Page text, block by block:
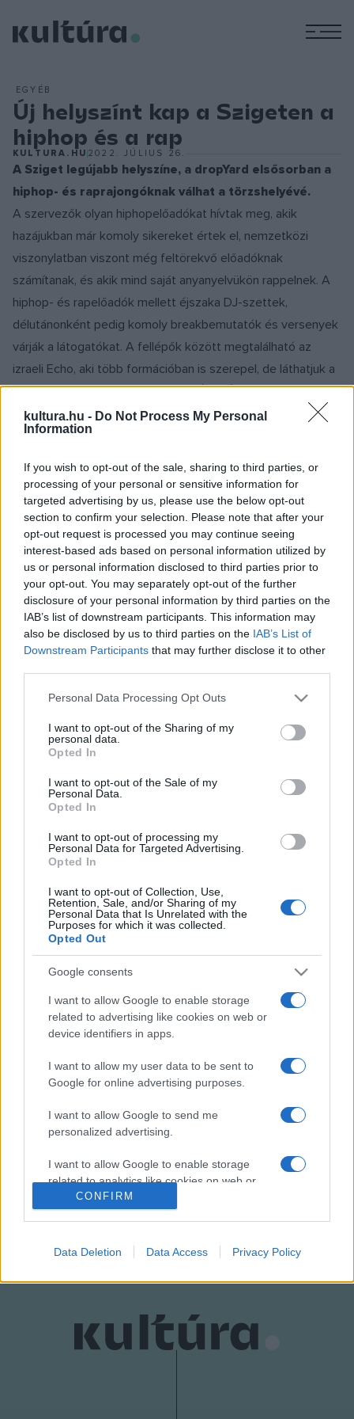
kultura.hu - Do Not Process My Personal
Information
If you wish to opt-out of the sale, sharing to third parties, or
processing of your personal or sensitive information for
targeted advertising by us, please use the below opt-out
section to confirm your selection. Please note that after your
opt-out request is processed you may continue seeing
interest-based ads based on personal information utilized by
us or personal information disclosed to third parties prior to
your opt-out. You may separately opt-out of the further
disclosure of your personal information by third parties on the
IAB’s list of downstream participants. This information may
also be disclosed by us to third parties on the IAB’s List of
Downstream Participants that may further disclose it to other
Please note that this website/app uses one or more Google
not limited to your visit or usage behaviour. You may click to
grant or deny consent to Google and its third-party tags to
use your data for below specified purposes in below Google
consent section.
Personal Data Processing Opt Outs
I want to opt-out of the Sharing of my
personal data.
Opted In
I want to opt-out of the Sale of my
Personal Data.
Opted In
I want to opt-out of processing my
Personal Data for Targeted Advertising.
Opted In
I want to opt-out of Collection, Use,
Retention, Sale, and/or Sharing of my
Personal Data that Is Unrelated with the
Purposes for which it was collected.
Opted Out
Google consents
I want to allow Google to enable storage
related to advertising like cookies on web or
device identifiers in apps.
I want to allow my user data to be sent to
Google for online advertising purposes.
I want to allow Google to send me
personalized advertising.
I want to allow Google to enable storage
related to analytics like cookies on web or
device identifiers in apps.
related to functionality of the website or app.
I want to allow Google to enable storage
I want to allow Google to enable storage
related to security, including authentication
CONFIRM
Data Deletion Data Access Privacy Policy
EGYÉB
Új helyszínt kap a Szigeten a
hiphop és a rap
KULTURA.HU 2022. JÚLIUS 26.
A Sziget legújabb helyszíne, a dropYard elsősorban a
hiphop- és raprajongóknak válhat a törzshelyévé.
A szervezők olyan hiphopelőadókat hívtak meg, akik
hazájukban már komoly sikereket értek el, nemzetközi
viszonylatban viszont még feltörekvő előadóknak
számítanak, és akik mind saját anyanyelvükön rappelnek. A
hiphop- és rapelőadók mellett éjszaka DJ-szettek,
délutánonként pedig komoly breakbemutatók és versenyek
várják a látogatókat. A fellépők között megtalálható az
izraeli Echo, aki több formációban is szerepel, de láthatjuk a
finn Laineen Kasperit és az izlandi Úlfur Úlfurt is.
Az egyik nagy dobás a koreai YNC csapat, akik majdnem
Sikboy, GSon is fellép. Dél-Afrikából Yugen Blakrok,
Olaszországból Villabanks, Németországból a már nagy
névnek számító Audio88 & Yassin duó érkezik, de szerepel
a fellépők között a kritikus szövegeivel érkező
spanyol Tribade és az írül rappelő Kneecap is.
A hazai színteret a Slow Village,
a Mulató Aztékok, Saiid,
Beton.Hofi és Krúbi képviseli majd sok
vendéggel és egy maratoni vegyes
Az éjszakai DJ-programban a holland Chamos
trio mellett Mango, Cadik, Q-Cee, Yago és a Bashment
Cave csapata is helyt áll majd.
láthat a közönség a műfaj legjobbjainak előadásában, illetve
a látogatók maguk is résztvevői lehetnek a naponta
szervezett exhibition párbajoknak. A legnagyobb
érdeklődésre számot tartó szombati Sziget All Stars
Exhibition Battle nemzetközi résztvevői között olyan nevek
lesznek, mint a francia testvérpár, a Les Twins, a holland The
Ruggeds csapata, a cseh Kris & Marek, a mozambiki DF &
Kuryó, valamint Bboy Junior Franciaországból.
Nyitókép: Saiid. Fotó: MTI/Balogh Zoltán
PROGRAM
SZIGET FESZTIVÁL
MEGOSZTÁS